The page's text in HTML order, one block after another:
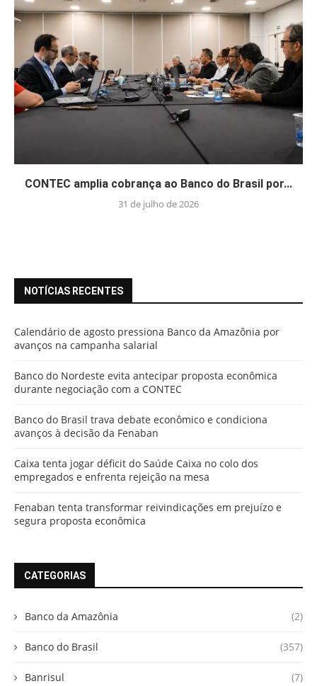
CONTEC amplia cobrança ao Banco do Brasil por...
31 de julho de 2026
NOTÍCIAS RECENTES
Calendário de agosto pressiona Banco da Amazônia por
avanços na campanha salarial
Banco do Nordeste evita antecipar proposta econômica
durante negociação com a CONTEC
Banco do Brasil trava debate econômico e condiciona
avanços à decisão da Fenaban
Caixa tenta jogar déficit do Saúde Caixa no colo dos
empregados e enfrenta rejeição na mesa
Fenaban tenta transformar reivindicações em prejuízo e
segura proposta econômica
CATEGORIAS
Banco da Amazônia (2)
Banco do Brasil (357)
Banrisul (7)